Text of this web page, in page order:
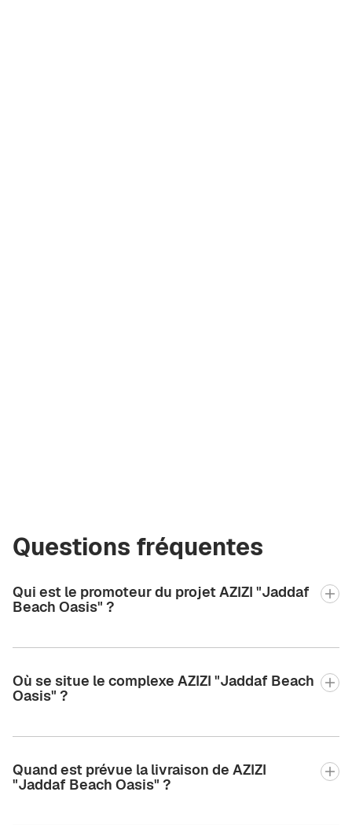
Questions fréquentes
Qui est le promoteur du projet AZIZI "Jaddaf
Beach Oasis" ?
Où se situe le complexe AZIZI "Jaddaf Beach
Oasis" ?
Quand est prévue la livraison de AZIZI
"Jaddaf Beach Oasis" ?